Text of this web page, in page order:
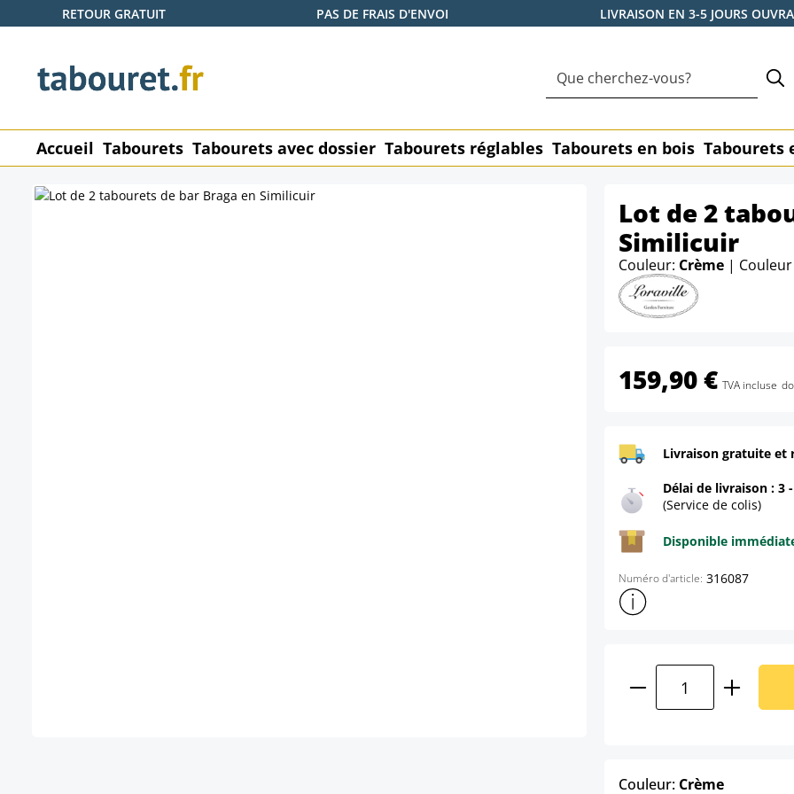
au contenu principal
Passer à la recherche
Passer à la navigation principale
RETOUR GRATUIT PAS DE FRAIS D'ENVOI LIVRAISON EN 3-5 JOURS
Accueil Tabourets Tabourets avec dossier Tabourets réglables Tabourets en bois Tabourets
Lot de 2
Similicuir
Couleur: Crème |
159,90 € TVA incluse
Livraison gratuite et
Délai de livraison : 3
(Service de colis)
Disponible
Numéro d'article: 316087
Afficher plus d'informations
Quantité de
Couleur: Crèmeselect